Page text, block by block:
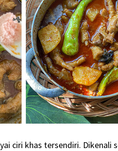
ciri khas tersendiri. Dikenali